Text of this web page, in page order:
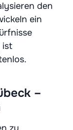
den
ein
ist
–